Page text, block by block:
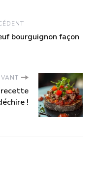
bourguignon façon
recette
!